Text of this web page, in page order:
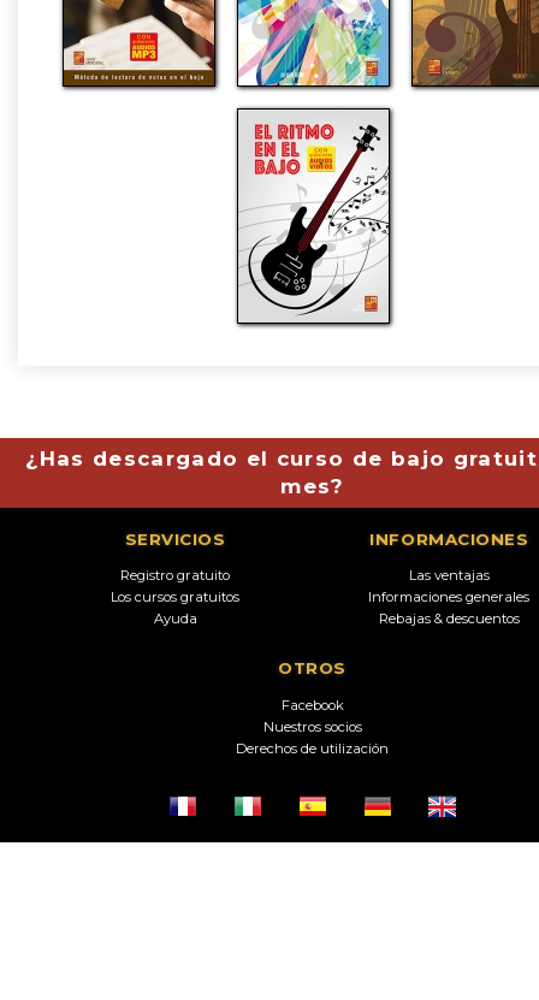
¿Has descargado el curso de bajo
mes?
SERVICIOS
Registro gratuito
Los cursos gratuitos
Ayuda
INFORMACIONES
Las ventajas
Informaciones generales
Rebajas & descuentos
OTROS
Facebook
Nuestros socios
Derechos de utilización